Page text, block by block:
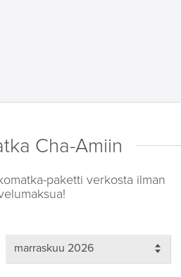
Cha-Amiin
paketti verkosta ilman